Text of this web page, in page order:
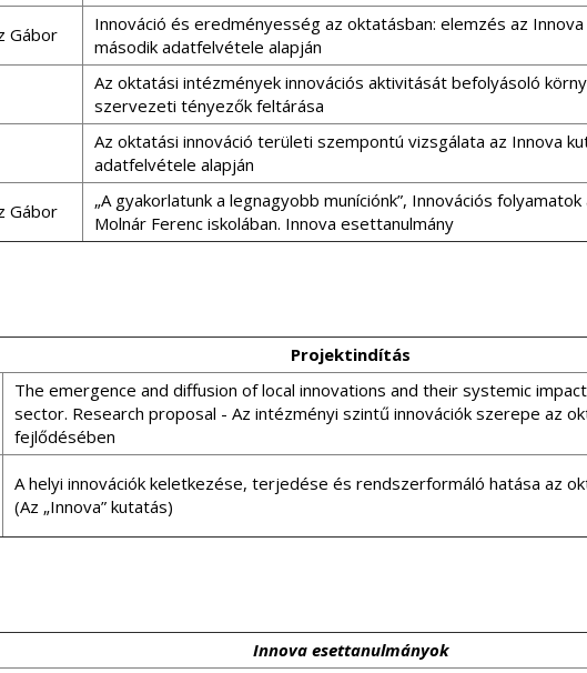
Gábor
Innováció és eredményesség az oktatásban: elemzés az
második adatfelvétele alapján
Az oktatási intézmények innovációs aktivitását befolyásoló
szervezeti tényezők feltárása
Az oktatási innováció területi szempontú vizsgálata az Innova
adatfelvétele alapján
Gábor
„A gyakorlatunk a legnagyobb muníciónk”, Innovációs
Molnár Ferenc iskolában. Innova esettanulmány
Projektindítás
The emergence and diffusion of local innovations and their systemic
sector. Research proposal - Az intézményi szintű innovációk szerepe az
fejlődésében
A helyi innovációk keletkezése, terjedése és rendszerformáló hatása az
(Az „Innova” kutatás)
Innova esettanulmányok